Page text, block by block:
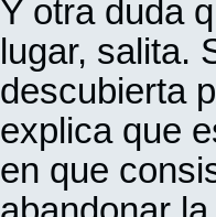
Y otra duda
lugar, salita.
descubierta
explica que
en que